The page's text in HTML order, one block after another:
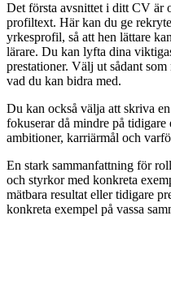
Det första avsnittet i ditt CV är
profiltext. Här kan du ge
yrkesprofil, så att hen lättare
lärare. Du kan lyfta dina
prestationer. Välj ut sådant
vad du kan bidra med.
Du kan också välja att skriva
fokuserar då mindre på tidigare
ambitioner, karriärmål och
En stark sammanfattning för
och styrkor med konkreta
mätbara resultat eller tidigare
konkreta exempel på vassa